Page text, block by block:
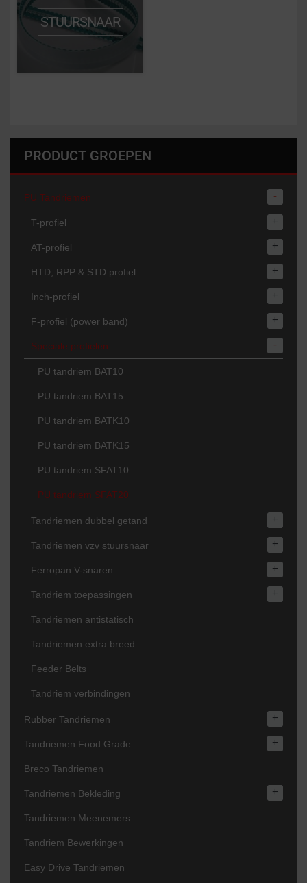
STUURSNAAR
PRODUCT GROEPEN
PU Tandriemen -
T-profiel +
AT-profiel +
HTD, RPP & STD profiel +
Inch-profiel +
F-profiel (power band) +
Speciale profielen -
PU tandriem BAT10
PU tandriem BAT15
PU tandriem BATK10
PU tandriem BATK15
PU tandriem SFAT10
PU tandriem SFAT20
Tandriemen dubbel getand +
Tandriemen vzv stuursnaar +
Ferropan V-snaren +
Tandriem toepassingen +
Tandriemen antistatisch
Tandriemen extra breed
Feeder Belts
Tandriem verbindingen
Rubber Tandriemen +
Tandriemen Food Grade +
Breco Tandriemen
Tandriemen Bekleding +
Tandriemen Meenemers
Tandriem Bewerkingen
Easy Drive Tandriemen